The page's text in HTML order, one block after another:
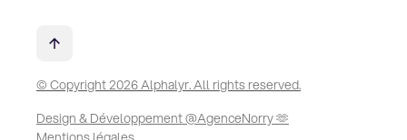
© Copyright 2026 Alphalyr. All rights reserved.
Design & Développement @AgenceNorry 🫶